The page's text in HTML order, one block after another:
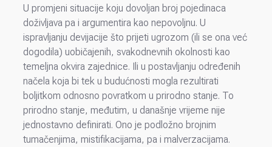
U promjeni situacije koju dovoljan broj pojedinaca
doživljava pa i argumentira kao nepovoljnu. U
ispravljanju devijacije što prijeti ugrozom (ili se ona već
dogodila) uobičajenih, svakodnevnih okolnosti kao
temeljna okvira zajednice. Ili u postavljanju određenih
načela koja bi tek u budućnosti mogla rezultirati
boljitkom odnosno povratkom u prirodno stanje. To
prirodno stanje, međutim, u današnje vrijeme nije
jednostavno definirati. Ono je podložno brojnim
tumačenjima, mistifikacijama, pa i malverzacijama.